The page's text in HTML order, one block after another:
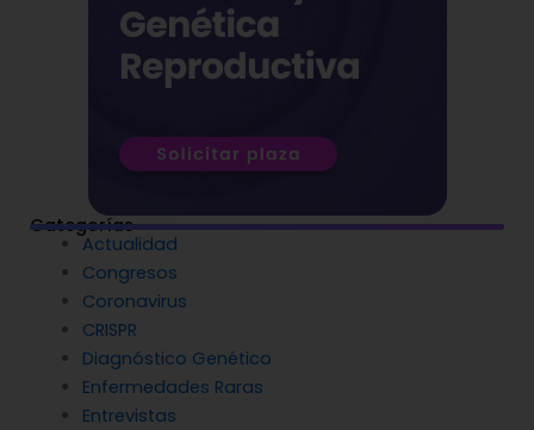
Categorías
Actualidad
Congresos
Coronavirus
CRISPR
Diagnóstico Genético
Enfermedades Raras
Entrevistas